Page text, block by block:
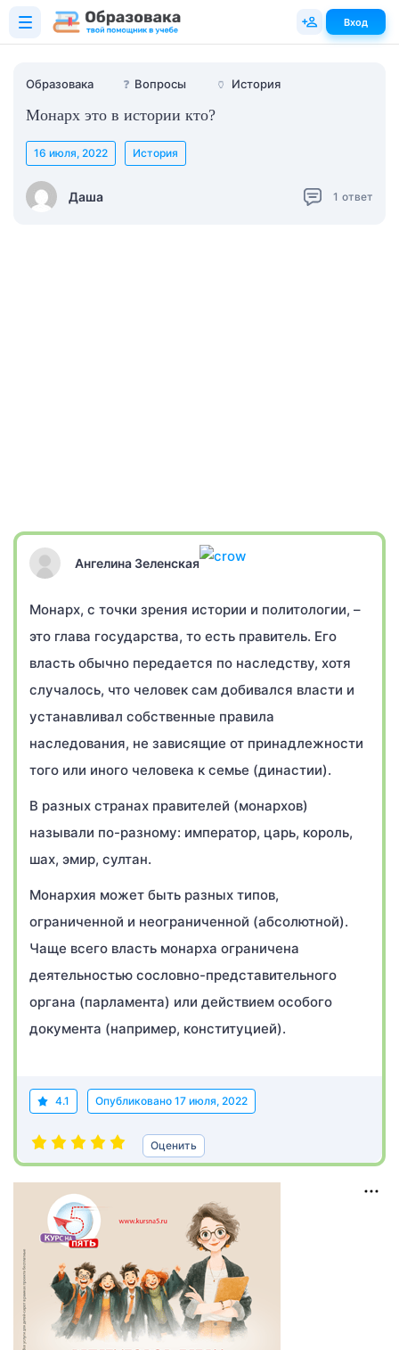
Образовака ❓ Вопросы 🏺 История
Монарх это в истории кто?
Даша
16 июля, 2022 История
1 ответ
Ангелина Зеленская
Монарх, с точки зрения истории и политологии, –
это глава государства, то есть правитель. Его
власть обычно передается по наследству, хотя
случалось, что человек сам добивался власти и
устанавливал собственные правила
наследования, не зависящие от принадлежности
того или иного человека к семье (династии).
В разных странах правителей (монархов)
называли по-разному: император, царь, король,
шах, эмир, султан.
Монархия может быть разных типов,
ограниченной и неограниченной (абсолютной).
Чаще всего власть монарха ограничена
деятельностью сословно-представительного
органа (парламента) или действием особого
документа (например, конституцией).
4.1 Опубликовано 17 июля, 2022
Оценить
Вход